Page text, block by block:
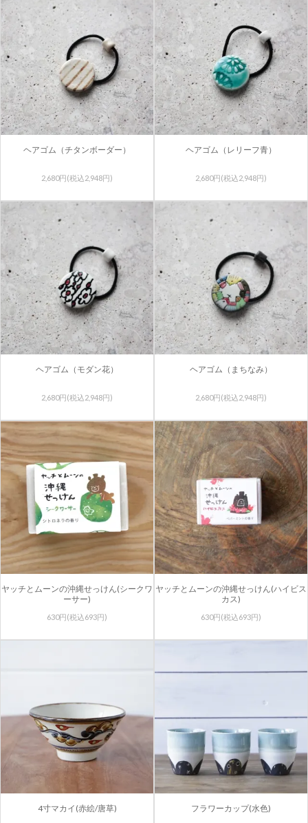
ヘアゴム（チタンボーダー）
2,680円(税込2,948円)
ヘアゴム（レリーフ青）
2,680円(税込2,948円)
ヘアゴム（モダン花）
2,680円(税込2,948円)
ヘアゴム（まちなみ）
2,680円(税込2,948円)
ヤッチとムーンの沖縄せっけん(シークワ
ーサー)
630円(税込693円)
ヤッチとムーンの沖縄せっけん(ハイビス
カス)
630円(税込693円)
4寸マカイ(赤絵/唐草) フラワーカップ(水色)